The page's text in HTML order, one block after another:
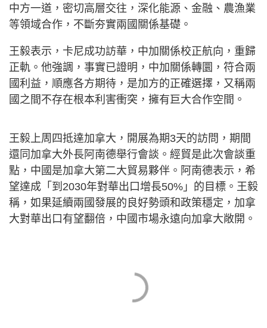
中方一道，密切高層交往，深化能源、金融、農漁業
等領域合作，不斷夯實兩國關係基礎。
王毅表示，卡尼成功訪華，中加關係校正航向，重歸
正軌。他強調，事實已證明，中加關係轉圜，符合兩
國利益，順應各方期待，是加方的正確選擇，又稱兩
國之間不存在根本利害衝突，擁有巨大合作空間。
王毅上周四抵達加拿大，開展為期3天的訪問，期間
還同加拿大外長阿南德舉行會談。經貿是此次會談重
點，中國是加拿大第二大貿易夥伴。阿南德表示，希
望達成「到2030年對華出口增長50%」的目標。王毅
稱，如果延續兩國發展的良好勢頭和政策穩定，加拿
大對華出口有望翻倍，中國市場永遠向加拿大敞開。